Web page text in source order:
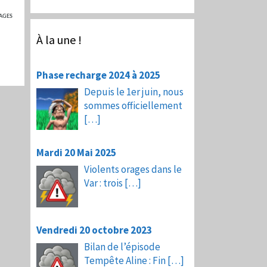
À la une !
Phase recharge 2024 à 2025
Depuis le 1er juin, nous
sommes officiellement
[…]
Mardi 20 Mai 2025
Violents orages dans le
Var : trois […]
Vendredi 20 octobre 2023
Bilan de l’épisode
Tempête Aline : Fin[…]